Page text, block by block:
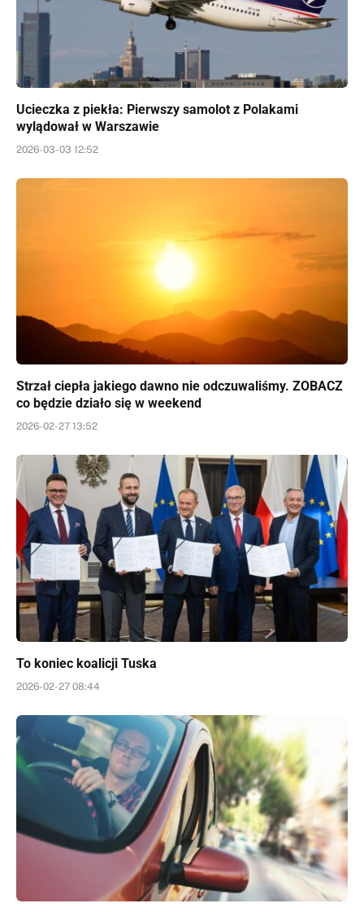
Ucieczka z piekła: Pierwszy samolot z Polakami
wylądował w Warszawie
2026-03-03 12:52
Strzał ciepła jakiego dawno nie odczuwaliśmy. ZOBACZ
co będzie działo się w weekend
2026-02-27 13:52
To koniec koalicji Tuska
2026-02-27 08:44